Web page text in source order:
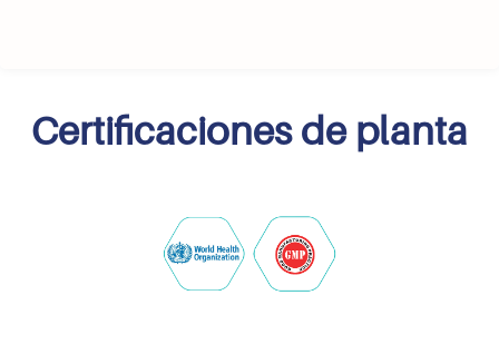
Certificaciones de planta